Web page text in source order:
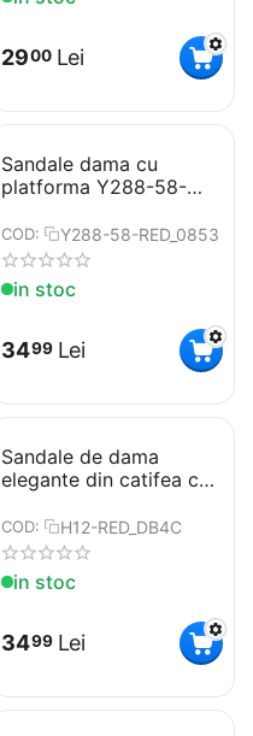
2900 Lei
​Sandale dama cu
platforma Y288-58-
COD: Y288-58-RED_0853
in stoc
3499 Lei
​Sandale de dama
elegante din catifea cu
H12-RED
COD: H12-RED_DB4C
in stoc
3499 Lei